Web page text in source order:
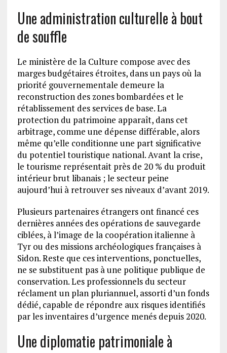
Une administration culturelle à bout
de souffle
Le ministère de la Culture compose avec des
marges budgétaires étroites, dans un pays où la
priorité gouvernementale demeure la
reconstruction des zones bombardées et le
rétablissement des services de base. La
protection du patrimoine apparaît, dans cet
arbitrage, comme une dépense différable, alors
même qu’elle conditionne une part significative
du potentiel touristique national. Avant la crise,
le tourisme représentait près de 20 % du produit
intérieur brut libanais ; le secteur peine
aujourd’hui à retrouver ses niveaux d’avant 2019.
Plusieurs partenaires étrangers ont financé ces
dernières années des opérations de sauvegarde
ciblées, à l’image de la coopération italienne à
Tyr ou des missions archéologiques françaises à
Sidon. Reste que ces interventions, ponctuelles,
ne se substituent pas à une politique publique de
conservation. Les professionnels du secteur
réclament un plan pluriannuel, assorti d’un fonds
dédié, capable de répondre aux risques identifiés
par les inventaires d’urgence menés depuis 2020.
Une diplomatie patrimoniale à